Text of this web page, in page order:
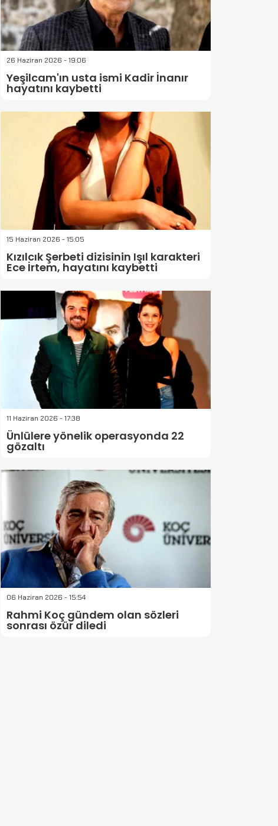
26 Haziran 2026 - 19:06
Yeşilcam'ın usta ismi Kadir İnanır
hayatını kaybetti
15 Haziran 2026 - 15:05
Kızılcık Şerbeti dizisinin Işıl karakteri
Ece İrtem, hayatını kaybetti
11 Haziran 2026 - 17:38
Ünlülere yönelik operasyonda 22
gözaltı
06 Haziran 2026 - 15:54
Rahmi Koç gündem olan sözleri
sonrası özür diledi